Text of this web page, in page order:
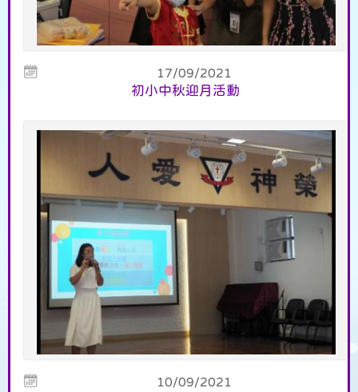
17/09/2021
初小中秋迎月活動
10/09/2021